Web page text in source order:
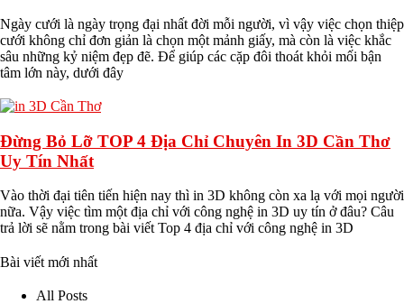
Ngày cưới là ngày trọng đại nhất đời mỗi người, vì vậy việc chọn thiệp
cưới không chỉ đơn giản là chọn một mảnh giấy, mà còn là việc khắc
sâu những kỷ niệm đẹp đẽ. Để giúp các cặp đôi thoát khỏi mối bận
tâm lớn này, dưới đây
Đừng Bỏ Lỡ TOP 4 Địa Chỉ Chuyên In 3D Cần Thơ
Uy Tín Nhất
Vào thời đại tiên tiến hiện nay thì in 3D không còn xa lạ với mọi người
nữa. Vậy việc tìm một địa chỉ với công nghệ in 3D uy tín ở đâu? Câu
trả lời sẽ nằm trong bài viết Top 4 địa chỉ với công nghệ in 3D
Bài viết mới nhất
All Posts